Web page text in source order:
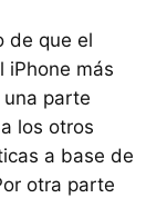
de que el
iPhone más
parte
los otros
a base de
otra parte